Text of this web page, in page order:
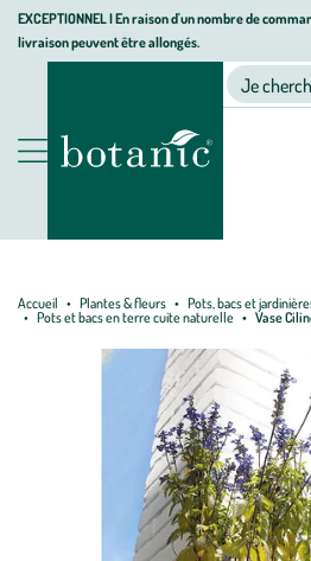
Aller
Aller
au
Aller
au
page
EXCEPTIONNEL I En raison d'un nombre de
livraison peuvent être allongés.
Nos produits
Jardinerie écologique, animalerie,
Je
Accueil Plantes & fleurs
Pots, bacs et
Pots et bacs en terre cuite naturelle
Vase